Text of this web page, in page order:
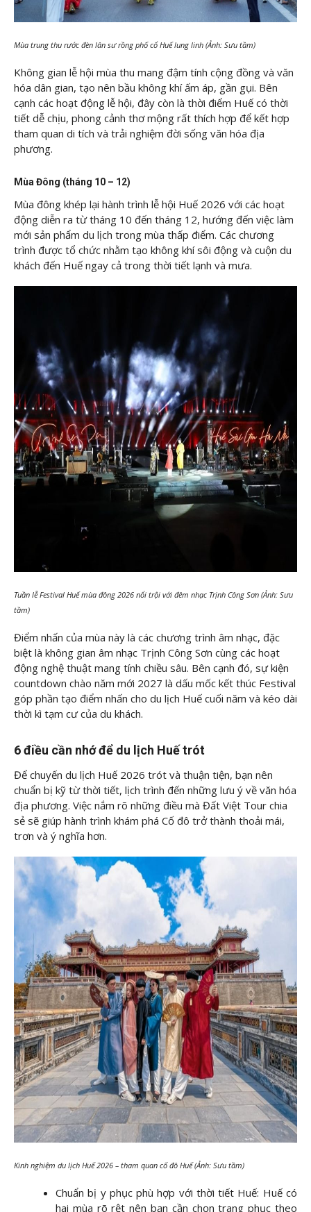
Mùa trung thu rước đèn lân sư rồng phố cổ Huế lung linh (Ảnh: Sưu tầm)
Không gian lễ hội mùa thu mang đậm tính cộng đồng và văn
hóa dân gian, tạo nên bầu không khí ấm áp, gần gụi. Bên
cạnh các hoạt động lễ hội, đây còn là thời điểm Huế có thời
tiết dễ chịu, phong cảnh thơ mộng rất thích hợp để kết hợp
tham quan di tích và trải nghiệm đời sống văn hóa địa
phương.
Mùa Đông (tháng 10 – 12)
Mùa đông khép lại hành trình lễ hội Huế 2026 với các hoạt
động diễn ra từ tháng 10 đến tháng 12, hướng đến việc làm
mới sản phẩm du lịch trong mùa thấp điểm. Các chương
trình được tổ chức nhằm tạo không khí sôi động và cuộn du
khách đến Huế ngay cả trong thời tiết lạnh và mưa.
Tuần lễ Festival Huế mùa đông 2026 nổi trội với đêm nhạc Trịnh Công Sơn (Ảnh: Sưu
tầm)
Điểm nhấn của mùa này là các chương trình âm nhạc, đặc
biệt là không gian âm nhạc Trịnh Công Sơn cùng các hoạt
động nghệ thuật mang tính chiều sâu. Bên cạnh đó, sự kiện
countdown chào năm mới 2027 là dấu mốc kết thúc Festival
góp phần tạo điểm nhấn cho du lịch Huế cuối năm và kéo dài
thời kì tạm cư của du khách.
6 điều cần nhớ để du lịch Huế trót
Để chuyến du lịch Huế 2026 trót và thuận tiện, bạn nên
chuẩn bị kỹ từ thời tiết, lịch trình đến những lưu ý về văn hóa
địa phương. Việc nắm rõ những điều mà Đất Việt Tour chia
sẻ sẽ giúp hành trình khám phá Cố đô trở thành thoải mái,
trơn và ý nghĩa hơn.
Kinh nghiệm du lịch Huế 2026 – tham quan cố đô Huế (Ảnh: Sưu tầm)
Chuẩn bị y phục phù hợp với thời tiết Huế: Huế có
hai mùa rõ rệt nên bạn cần chọn trang phục theo